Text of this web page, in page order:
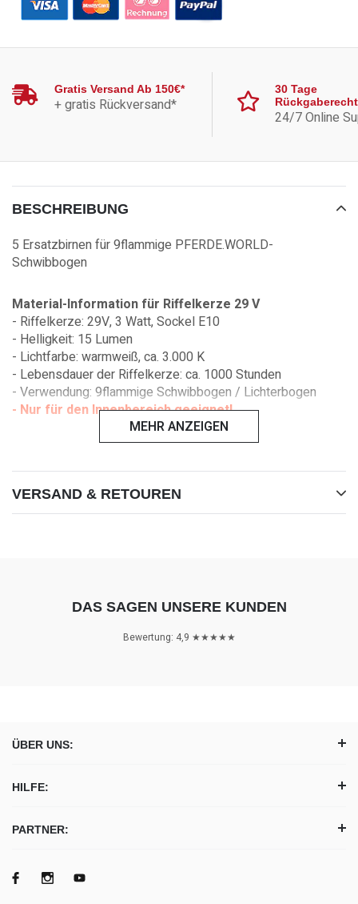
Gratis Versand Ab 150€*
+ gratis Rückversand*
30 Tage
Rückgaberecht
24/7 Online
BESCHREIBUNG
5 Ersatzbirnen für 9flammige PFERDE.WORLD-
Schwibbogen
Material-Information für Riffelkerze 29 V
- Riffelkerze: 29V, 3 Watt, Sockel E10
- Helligkeit: 15 Lumen
- Lichtfarbe: warmweiß, ca. 3.000 K
- Lebensdauer der Riffelkerze: ca. 1000 Stunden
- Verwendung: 9flammige Schwibbogen / Lichterbogen
- Nur für den Innenbereich geeignet!
MEHR ANZEIGEN
VERSAND & RETOUREN
DAS SAGEN UNSERE KUNDEN
Bewertung: 4,9 ★★★★★
ÜBER UNS:
HILFE:
PARTNER: